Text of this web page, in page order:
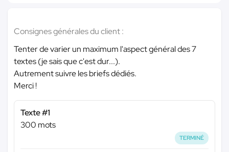
Consignes générales du client :
Tenter de varier un maximum l'aspect général des 7
textes (je sais que c'est dur...).
Autrement suivre les briefs dédiés.
Merci !
Texte #1
300 mots
TERMINÉ